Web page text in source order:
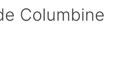
Columbine